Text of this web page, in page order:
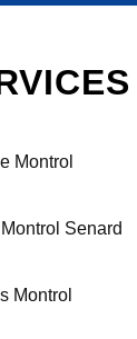
Montrol
Senard
Montrol